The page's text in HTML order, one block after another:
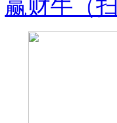
赢财牛（